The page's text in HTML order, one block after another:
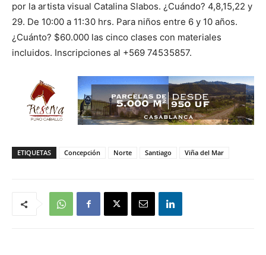
por la artista visual Catalina Slabos. ¿Cuándo? 4,8,15,22 y
29. De 10:00 a 11:30 hrs. Para niños entre 6 y 10 años.
¿Cuánto? $60.000 las cinco clases con materiales
incluidos. Inscripciones al +569 74535857.
ETIQUETAS Concepción Norte Santiago Viña del Mar